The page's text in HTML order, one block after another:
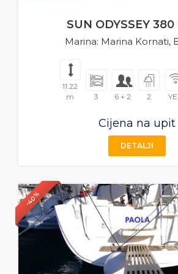
SUN ODYSSEY 380
Marina: Marina Kornati,
11.22
m
3 6 + 2 2
Cijena na upit
DETALJI
-40%